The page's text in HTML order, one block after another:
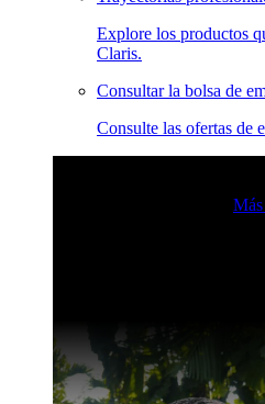
Explore los productos
Claris.
Consultar la bolsa de
Consulte las ofertas de